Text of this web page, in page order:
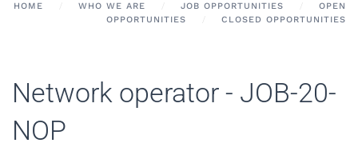
HOME WHO WE ARE JOB OPPORTUNITIES
OPEN
OPPORTUNITIES
CLOSED OPPORTUNITIES
Network operator - JOB-20-
NOP